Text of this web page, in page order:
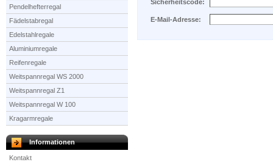
Pendelhefterregal
Fädelstabregal
Edelstahlregale
Aluminiumregale
Reifenregale
Weitspannregal WS 2000
Weitspannregal Z1
Weitspannregal W 100
Kragarmregale
Informationen
Kontakt
Sicherheitscode:
E-Mail-Adresse: